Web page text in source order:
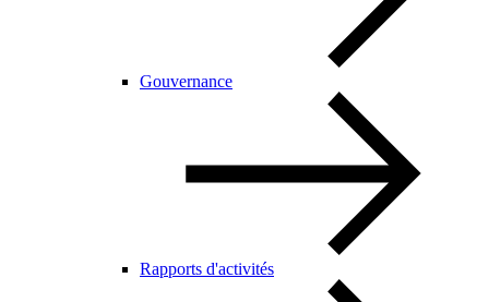
Gouvernance
Rapports d'activités